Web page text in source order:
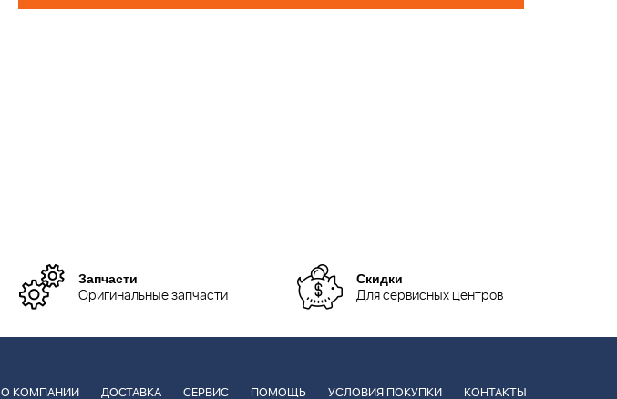
Запчасти
Оригинальные запчасти
Скидки
Для сервисных центров
О КОМПАНИИ ДОСТАВКА СЕРВИС ПОМОЩЬ УСЛОВИЯ ПОКУПКИ КОНТАКТЫ